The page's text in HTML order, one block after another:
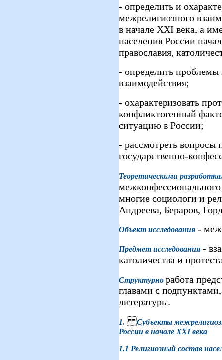
- определить и
межрелигиозного
в начале XXI века, а
населения России
православия,
- определить
взаимодействия;
- охарактеризовать
конфликтогенный
ситуацию в России;
- рассмотреть вопросы
государственно-
Теоретическими
многие социологи и
Андреева, Бераров,
Объект исследования -
Предмет исследования -
католичества и
Структурно работа
главами с
литературы.
1.
Субъекты
России в начале XXIвека
1.1 Религиозный состав